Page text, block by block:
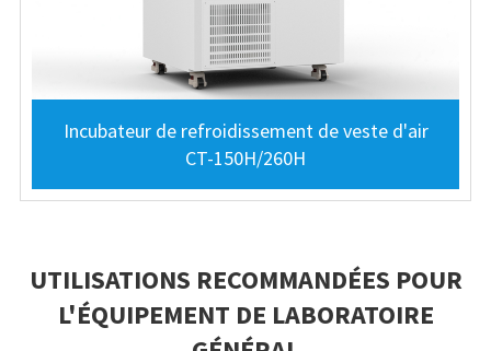
Incubateur de refroidissement de veste d'air
CT-150H/260H
UTILISATIONS RECOMMANDÉES POUR
L'ÉQUIPEMENT DE LABORATOIRE